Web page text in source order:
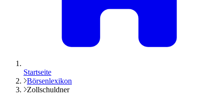
Startseite
Börsenlexikon
Zollschuldner